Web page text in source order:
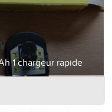
1 chargeur rapide